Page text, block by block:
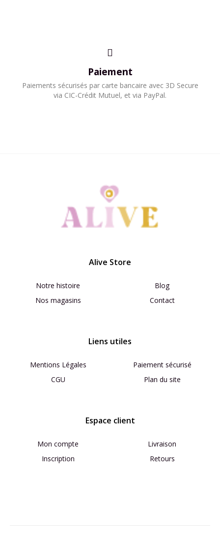
Paiement
Paiements sécurisés par carte bancaire avec 3D Secure
via CIC-Crédit Mutuel, et via PayPal.​
Alive Store
Notre histoire
Nos magasins
Blog
Contact
Liens utiles
Mentions Légales
CGU
Paiement sécurisé
Plan du site
Espace client
Mon compte
Inscription
Livraison
Retours